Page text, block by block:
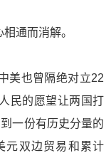
通而消解。
也曾隔绝对立22
民的愿望让两国打
一份有历史分量的
元双边贸易和累计